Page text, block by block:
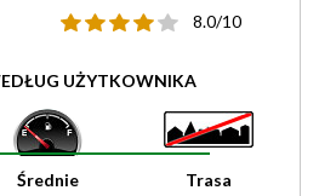
8.0/10
UŻYTKOWNIKA
Średnie Trasa